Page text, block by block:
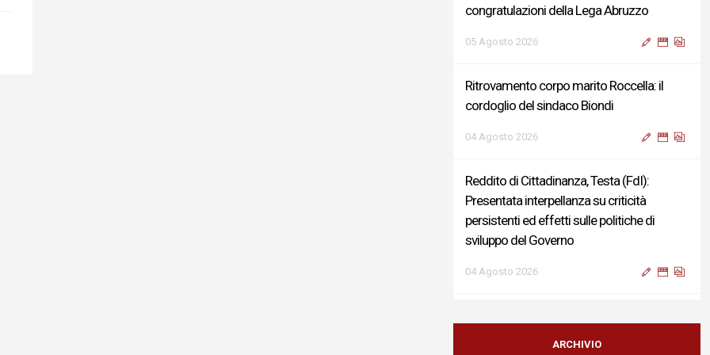
congratulazioni della Lega Abruzzo
05 Agosto 2026
Ritrovamento corpo marito Roccella: il
cordoglio del sindaco Biondi
04 Agosto 2026
Reddito di Cittadinanza, Testa (FdI):
Presentata interpellanza su criticità
persistenti ed effetti sulle politiche di
sviluppo del Governo
04 Agosto 2026
ARCHIVIO